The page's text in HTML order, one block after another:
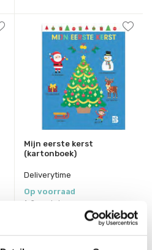
Mijn eerste kerst
(kartonboek)
Deliverytime
Op voorraad
1-2 werkdagen